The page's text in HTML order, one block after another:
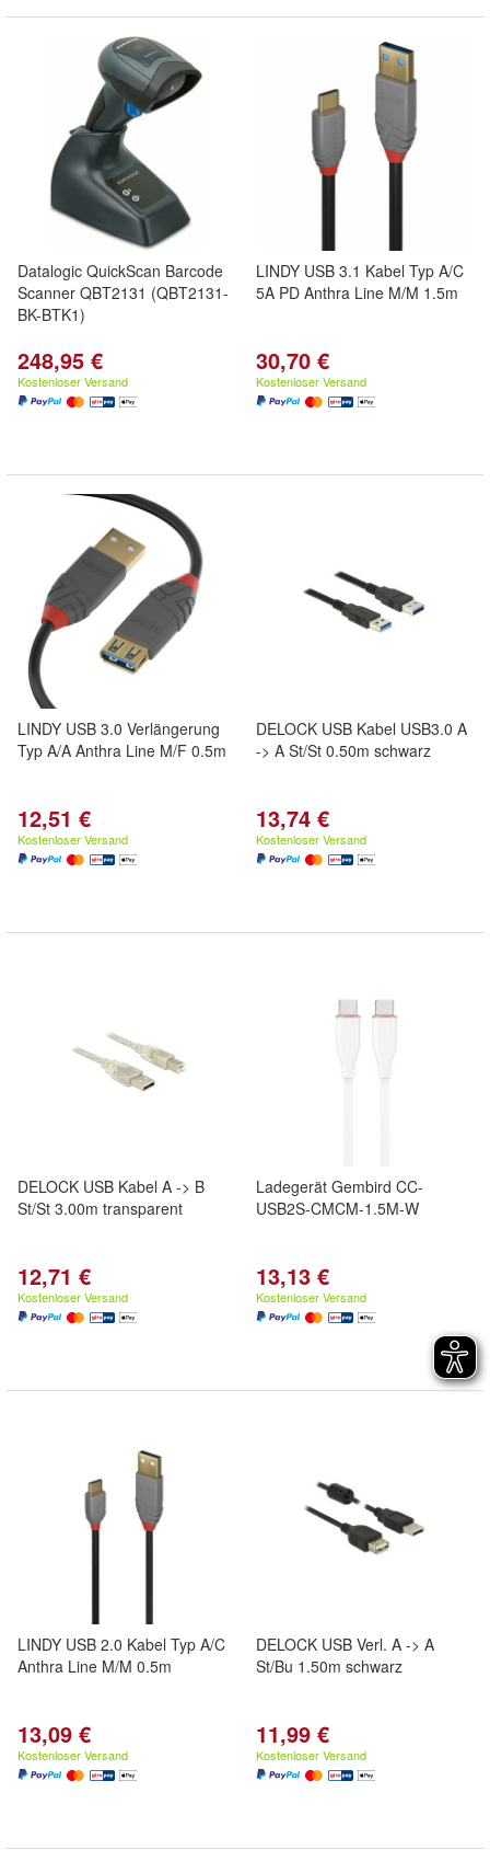
Datalogic QuickScan Barcode
Scanner QBT2131 (QBT2131-
BK-BTK1)
248,95 €
Kostenloser Versand
LINDY USB 3.1 Kabel Typ A/C
5A PD Anthra Line M/M 1.5m
30,70 €
Kostenloser Versand
LINDY USB 3.0 Verlängerung
Typ A/A Anthra Line M/F 0.5m
12,51 €
Kostenloser Versand
DELOCK USB Kabel USB3.0 A
-> A St/St 0.50m schwarz
13,74 €
Kostenloser Versand
DELOCK USB Kabel A -> B
St/St 3.00m transparent
12,71 €
Kostenloser Versand
Ladegerät Gembird CC-
USB2S-CMCM-1.5M-W
13,13 €
Kostenloser Versand
LINDY USB 2.0 Kabel Typ A/C
Anthra Line M/M 0.5m
13,09 €
Kostenloser Versand
DELOCK USB Verl. A -> A
St/Bu 1.50m schwarz
11,99 €
Kostenloser Versand